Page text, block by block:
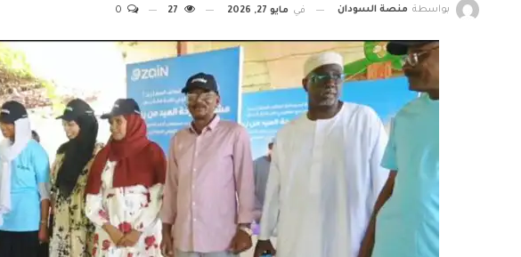
بواسطة منصة السودان في مايو 27, 2026 27